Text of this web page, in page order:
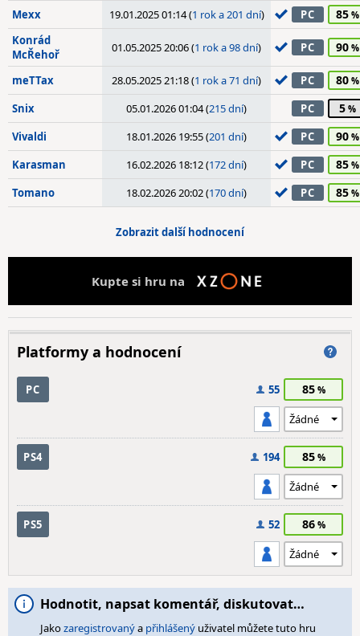
Mexx 19.01.2025 01:14 (1 rok a 201 dní) PC 85
Konrád
McŘehoř
01.05.2025 20:06 (1 rok a 98 dní) PC 90
meTTax 28.05.2025 21:18 (1 rok a 71 dní) PC 80
Snix 05.01.2026 01:04 (215 dní) PC 5
Vivaldi 18.01.2026 19:55 (201 dní) PC 90
Karasman 16.02.2026 18:12 (172 dní) PC 85
Tomano 18.02.2026 20:02 (170 dní) PC 85
Zobrazit další hodnocení
Kupte si hru na
Platformy a hodnocení
PC 55 85
PS4 194 85
PS5 52 86
Hodnotit, napsat komentář, diskutovat…
Jakozaregistrovanýa přihlášený uživatel můžete tuto hru